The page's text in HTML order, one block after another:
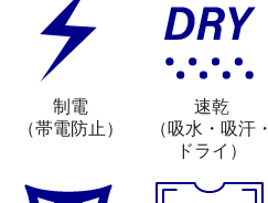
制電
（帯電防止）
速乾
（吸水・吸汗・
ドライ）